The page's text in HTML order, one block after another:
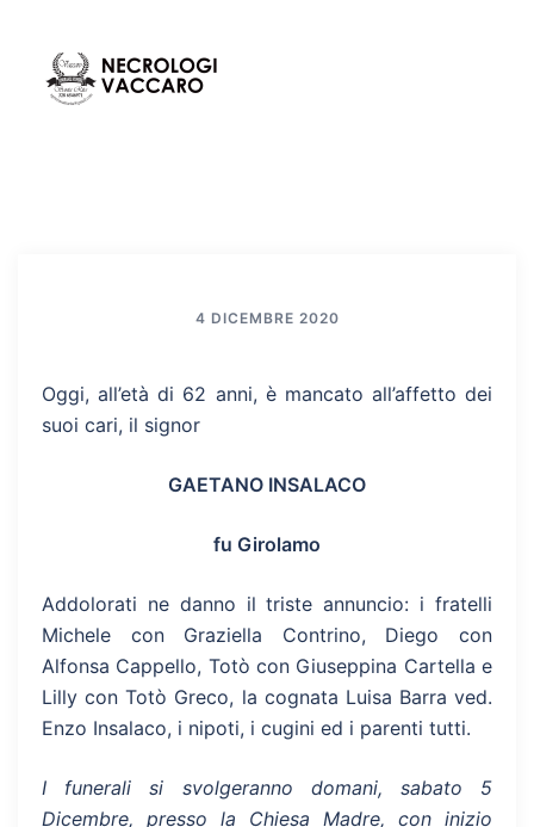
contenuto
4 DICEMBRE 2020
Oggi, all’età di 62 anni, è mancato all’affetto dei
suoi cari, il signor
GAETANO INSALACO
fu Girolamo
Addolorati ne danno il triste annuncio: i fratelli
Michele con Graziella Contrino, Diego con
Alfonsa Cappello, Totò con Giuseppina Cartella e
Lilly con Totò Greco, la cognata Luisa Barra ved.
Enzo Insalaco, i nipoti, i cugini ed i parenti tutti.
I funerali si svolgeranno domani, sabato 5
Dicembre, presso la Chiesa Madre, con inizio